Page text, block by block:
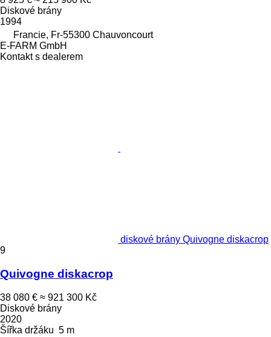
Diskové brány
1994
Francie, Fr-55300 Chauvoncourt
E-FARM GmbH
Kontakt s dealerem
diskové brány Quivogne diskacrop
9
Quivogne diskacrop
38 080 € ≈ 921 300 Kč
Diskové brány
2020
Šířka držáku 5 m